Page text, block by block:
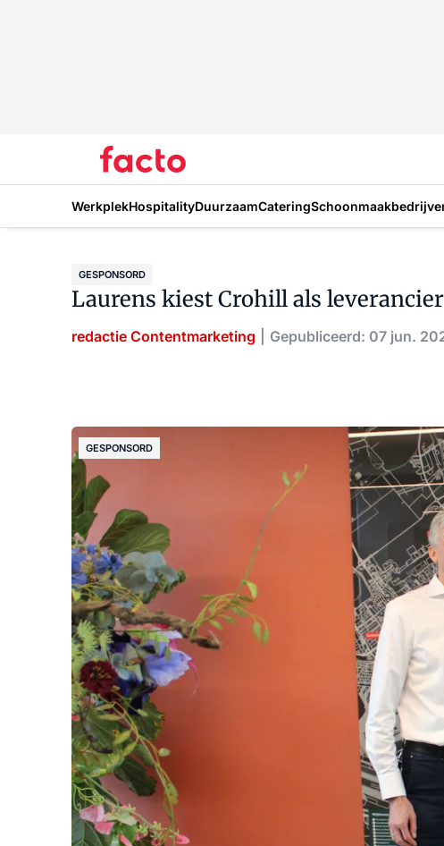
WerkplekHospitalityDuurzaamCatering
GESPONSORD
Laurens kiest Crohill als leverancier
redactie Contentmarketing Gepubliceerd: 07 jun.
GESPONSORD